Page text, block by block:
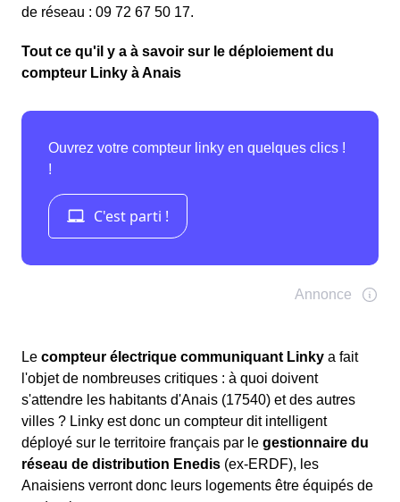
de réseau : 09 72 67 50 17.
Tout ce qu'il y a à savoir sur le déploiement du
compteur Linky à Anais
Le compteur électrique communiquant Linky a fait
l'objet de nombreuses critiques : à quoi doivent
s'attendre les habitants d'Anais (17540) et des autres
villes ? Linky est donc un compteur dit intelligent
déployé sur le territoire français par le gestionnaire du
réseau de distribution Enedis (ex-ERDF), les
Anaisiens verront donc leurs logements être équipés de